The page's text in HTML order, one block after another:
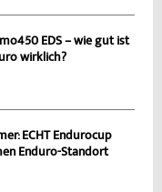
EDS – wie gut ist
wirklich?
ECHT Endurocup
Enduro-Standort